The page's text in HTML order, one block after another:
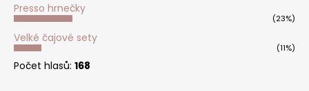
Presso hrnečky
(23%)
Velké čajové sety
(11%)
Počet hlasů: 168